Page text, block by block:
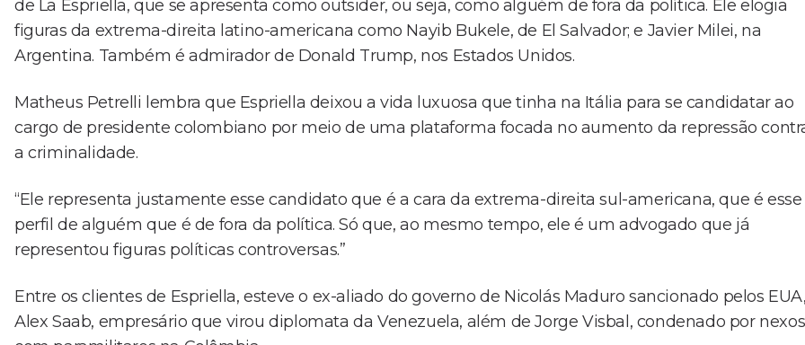
de La Espriella, que se apresenta como outsider, ou seja, como alguém de fora da política. Ele elogia
figuras da extrema-direita latino-americana como Nayib Bukele, de El Salvador; e Javier Milei, na
Argentina. Também é admirador de Donald Trump, nos Estados Unidos.
Matheus Petrelli lembra que Espriella deixou a vida luxuosa que tinha na Itália para se candidatar ao
cargo de presidente colombiano por meio de uma plataforma focada no aumento da repressão
a criminalidade.
“Ele representa justamente esse candidato que é a cara da extrema-direita sul-americana, que é esse
perfil de alguém que é de fora da política. Só que, ao mesmo tempo, ele é um advogado que já
representou figuras políticas controversas.”
Entre os clientes de Espriella, esteve o ex-aliado do governo de Nicolás Maduro sancionado pelos
Alex Saab, empresário que virou diplomata da Venezuela, além de Jorge Visbal, condenado por nexos